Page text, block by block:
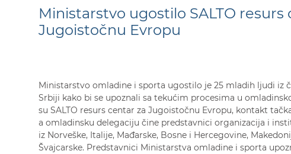
Ministarstvo ugostilo SALTO resurs
Jugoistočnu Evropu
Ministarstvo omladine i sporta ugostilo je 25 mladih ljudi iz
Srbiji kako bi se upoznali sa tekućim procesima u
su SALTO resurs centar za Jugoistočnu Evropu, kontakt
a omladinsku delegaciju čine predstavnici organizacija i
iz Norveške, Italije, Mađarske, Bosne i Hercegovine,
Švajcarske. Predstavnici Ministarstva omladine i sporta